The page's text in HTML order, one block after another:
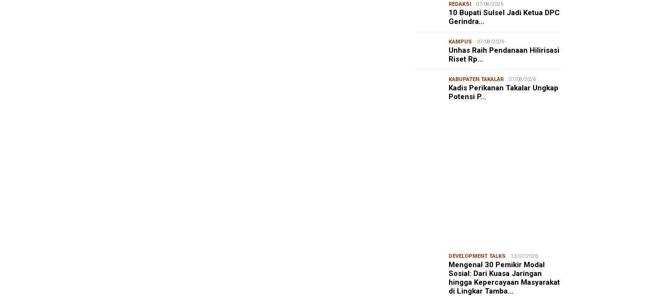
REDAKSI 07/08/2026
10 Bupati Sulsel Jadi Ketua DPC
Gerindra…
KAMPUS 07/08/2026
Unhas Raih Pendanaan Hilirisasi
Riset Rp…
KABUPATEN TAKALAR 07/08/2026
Kadis Perikanan Takalar Ungkap
Potensi P…
Mahasiswa KKN-T Unhas Edukasi
Warga Desa Buae Kenali
Mikroorganisme Baik dan Jahat
DEVELOPMENT TALKS 13/07/2026
Mengenal 30 Pemikir Modal
Sosial: Dari Kuasa Jaringan
hingga Kepercayaan Masyarakat
di Lingkar Tamba…